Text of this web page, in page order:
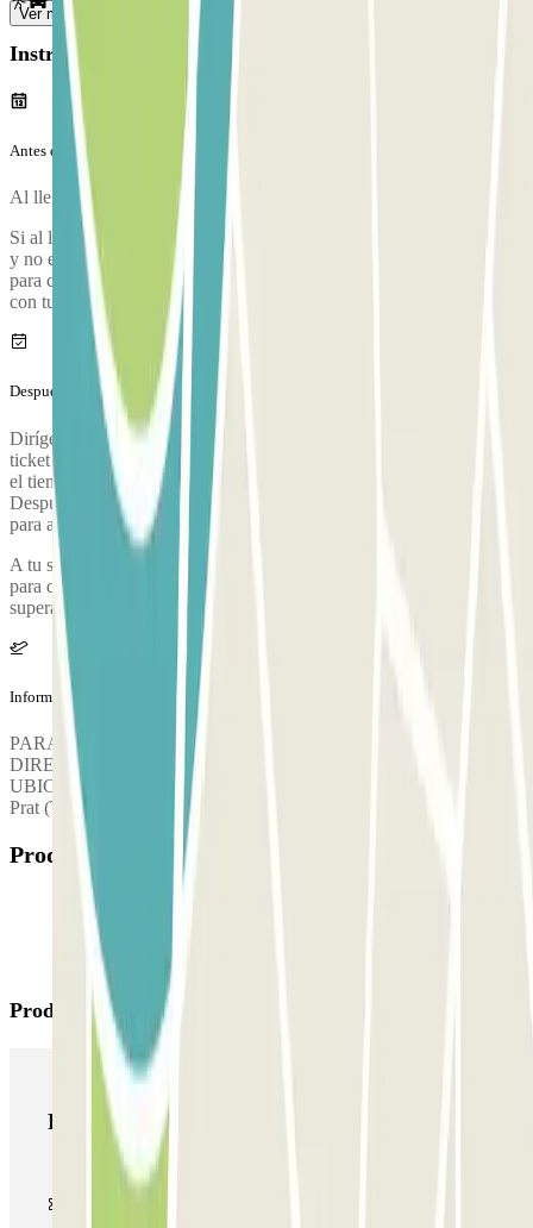
Ver más
Instrucciones
Antes de tu viaje
Al llegar al parking, para entrar, entry.method.aena
Si al llegar a la barrera el lector de matrícula no reconoce tu vehículo
y no emite el ticket automáticamente, tendrás que pulsar el botón
para coger un ticket normal y después pasar por la cabina de control
con tu reserva Parclick.
Después de tu viaje
Dirígete a la cabina de control (o cajero automático) para validar el
ticket que cogiste a la entrada.
el tiempo de tu reserva deberás abonar la diferencia en el parking.
Después, conduce hasta la salida con tu vehículo y utiliza este ticket
para abrir la barrera.
A tu salida: no es necesario validar el ticket de salida del parking
para que te abran la barrera, puedes salir siempre que no hayas
superado el tiempo reservado sin pasar por el cajero.
Información adicional
PARA LOS CLIENTES DE APP: COMPRUEBA LA
DIRECCIÓN. GOOGLE MAPS REDIRECCIONA A OTRA
UBICACIÓN. LA CORRECTA ES Aeropuerto de Barcelona-El
Prat (Terminal 2, indicaciones Parking B y C)
Productos disponibles
Productos de Parclick
Productos de Parclick